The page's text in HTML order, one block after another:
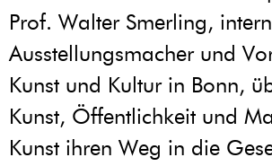
Prof. Walter Smerling,
Ausstellungsmacher und
Kunst und Kultur in Bonn,
Kunst, Öffentlichkeit und
Kunst ihren Weg in die